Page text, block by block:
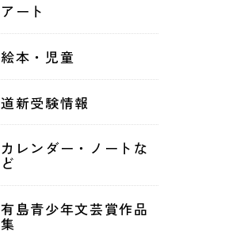
アート
絵本・児童
道新受験情報
カレンダー・ノートな
ど
有島青少年文芸賞作品
集